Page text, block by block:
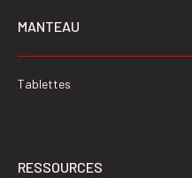
MANTEAU
Tablettes
RESSOURCES